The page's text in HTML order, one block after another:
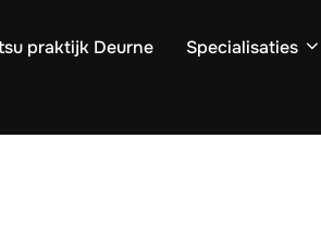
praktijk Deurne Specialisaties